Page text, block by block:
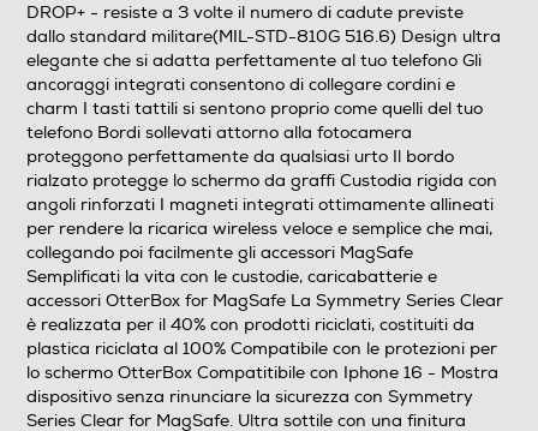
Clicca qui
DROP+ - resiste a 3 volte il numero di cadute previste
dallo standard militare(MIL-STD-810G 516.6) Design ultra
elegante che si adatta perfettamente al tuo telefono Gli
ancoraggi integrati consentono di collegare cordini e
charm I tasti tattili si sentono proprio come quelli del tuo
telefono Bordi sollevati attorno alla fotocamera
proteggono perfettamente da qualsiasi urto Il bordo
rialzato protegge lo schermo da graffi Custodia rigida con
angoli rinforzati I magneti integrati ottimamente allineati
per rendere la ricarica wireless veloce e semplice che mai,
collegando poi facilmente gli accessori MagSafe
Semplificati la vita con le custodie, caricabatterie e
accessori OtterBox for MagSafe La Symmetry Series Clear
è realizzata per il 40% con prodotti riciclati, costituiti da
plastica riciclata al 100% Compatibile con le protezioni per
lo schermo OtterBox Compatitibile con Iphone 16 - Mostra
dispositivo senza rinunciare la sicurezza con Symmetry
Series Clear for MagSafe. Ultra sottile con una finitura